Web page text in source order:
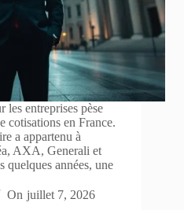
les entreprises pèse
cotisations en France.
a appartenu à
AXA, Generali et
quelques années, une
On juillet 7, 2026